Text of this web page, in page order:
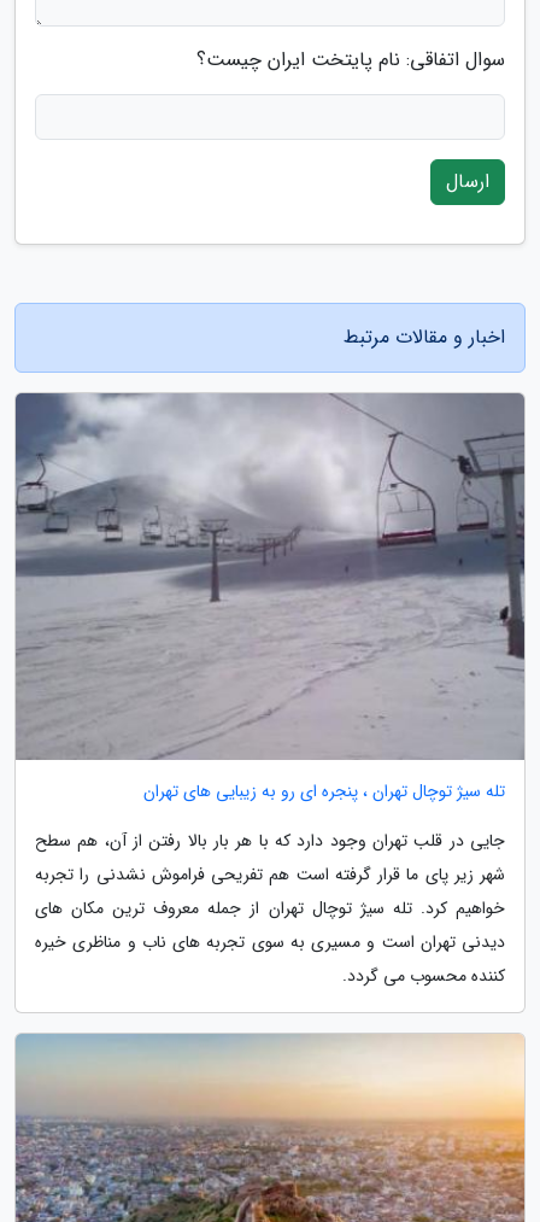
سوال اتفاقی: نام پایتخت ایران چیست؟
ارسال
اخبار و مقالات مرتبط
تله سیژ توچال تهران ، پنجره ای رو به زیبایی های تهران
جایی در قلب تهران وجود دارد که با هر بار بالا رفتن از آن، هم سطح
شهر زیر پای ما قرار گرفته است هم تفریحی فراموش نشدنی را تجربه
خواهیم کرد. تله سیژ توچال تهران از جمله معروف ترین مکان های
دیدنی تهران است و مسیری به سوی تجربه های ناب و مناظری خیره
کننده محسوب می گردد.